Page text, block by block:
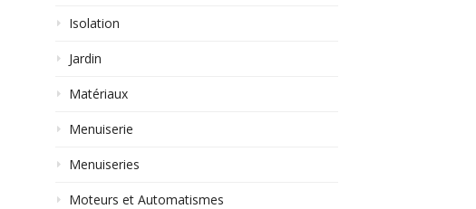
Isolation
Jardin
Matériaux
Menuiserie
Menuiseries
Moteurs et Automatismes